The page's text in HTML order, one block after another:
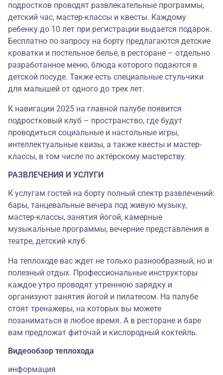
подростков проводят развлекательные программы,
детский час, мастер-классы и квесты. Каждому
ребенку до 10 лет при регистрации выдается подарок.
Бесплатно по запросу на борту предлагаются детские
кроватки и постельное белье, в ресторане – отдельно
разработанное меню, блюда которого подаются в
детской посуде. Также есть специальные стульчики
для малышей от одного до трех лет.
К навигации 2025 на главной палубе появится
подростковый клуб‎ – пространство, где будут
проводиться социальные и настольные игры,
интеллектуальные квизы, а также квесты и мастер-
классы, в том числе по актёрскому мастерству.
РАЗВЛЕЧЕНИЯ И УСЛУГИ
К услугам гостей на борту полный спектр развлечений:
бары, танцевальные вечера под живую музыку,
мастер-классы, занятия йогой, камерные
музыкальные программы, вечерние представления в
театре, детский клуб.
На теплоходе вас ждет не только разнообразный, но и
полезный отдых. Профессиональные инструкторы
каждое утро проводят утреннюю зарядку и
организуют занятия йогой и пилатесом. На палубе
стоят тренажеры, на которых вы можете
позаниматься в любое время. А в ресторане и баре
вам предложат фиточай и кислородный коктейль.
Видеообзор теплохода
информация